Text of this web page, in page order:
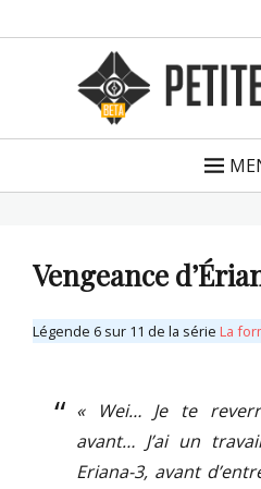
Vengeance
Légende 6 sur 11 de la série La
« Wei… Je te
avant… J’ai un
Eriana-3, avant